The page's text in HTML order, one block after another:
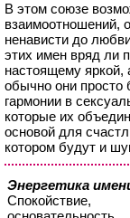
В этом союзе
взаимоотношений,
ненависти до
этих имен вряд ли
настоящему яркой,
обычно они просто
гармонии в
которые их
основой для
котором будут и
Энергетика
Спокойствие,